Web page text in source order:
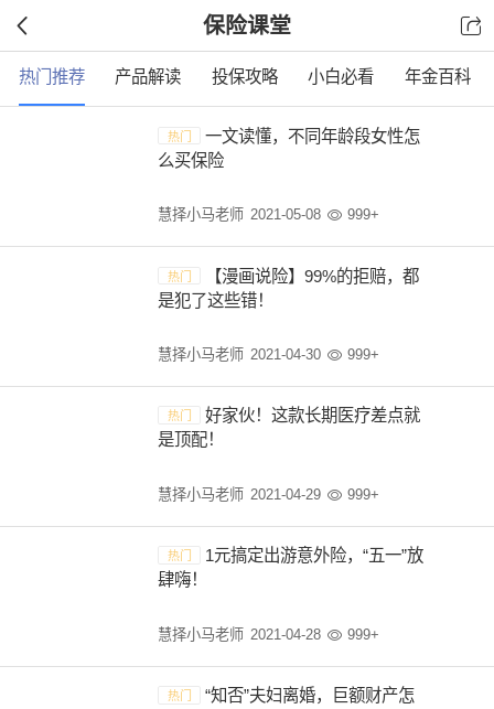
保险课堂 
热门推荐 产品解读 投保攻略 小白必看 年金百科
热门
一文读懂，不同年龄段女性怎
么买保险
慧择小马老师 2021-05-08  999+
热门
是犯了这些错！
慧择小马老师 2021-04-30  999+
热门
好家伙！这款长期医疗差点就
是顶配！
慧择小马老师 2021-04-29  999+
热门
肆嗨！
慧择小马老师 2021-04-28  999+
热门
“知否”夫妇离婚，巨额财产怎